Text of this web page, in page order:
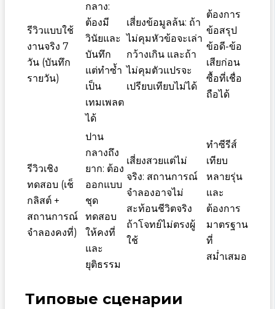
รีวิวแบบใช้
งานจริง 7
วัน (บันทึก
รายวัน)
กลาง:
ต้องมี
วินัยและ
บันทึก
แต่ทำซ้ำ
เป็น
เทมเพลต
ได้
เสี่ยงข้อมูลล้น: ถ้า
ไม่คุมหัวข้อจะเล่า
กว้างเกิน และถ้า
ไม่คุมตัวแปรจะ
เปรียบเทียบไม่ได้
ต้องการ
ข้อสรุป
ข้อดี-ข้อ
เสียก่อน
ซื้อที่เชื่อ
ถือได้
รีวิวเชิง
ทดสอบ (เช็
กลิสต์ +
สถานการณ์
จำลองคงที่)
ปาน
กลางถึง
ยาก: ต้อง
ออกแบบ
ชุด
ทดสอบ
ให้คงที่
และ
ยุติธรรม
เสี่ยงสวยแต่ไม่
จริง: สถานการณ์
จำลองอาจไม่
สะท้อนชีวิตจริง
ถ้าโจทย์ไม่ตรงผู้
ใช้
ทำซีรีส์
เทียบ
หลายรุ่น
และ
ต้องการ
มาตรฐาน
ที่
สม่ำเสมอ
Типовые сценарии